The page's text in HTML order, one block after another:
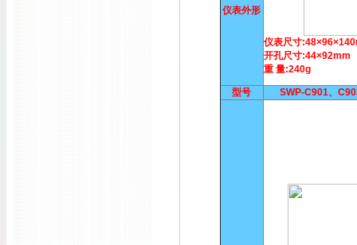
仪表外形
仪表尺寸
开孔尺寸:44×92mm
重 量:240g
型号 SWP-C901、